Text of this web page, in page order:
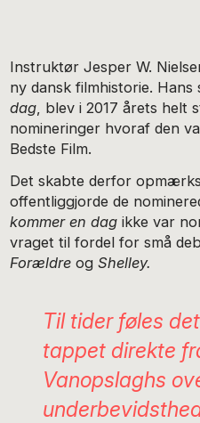
Instruktør Jesper W.
ny dansk filmhistorie. Hans
dag , blev i 2017 årets helt
nomineringer hvoraf den
Bedste Film.
Det skabte derfor
offentliggjorde de
kommer en dagikke var
vraget til fordel for små
ForældreogShelley.
Til tider føles
tappet direkte
Vanopslaghs